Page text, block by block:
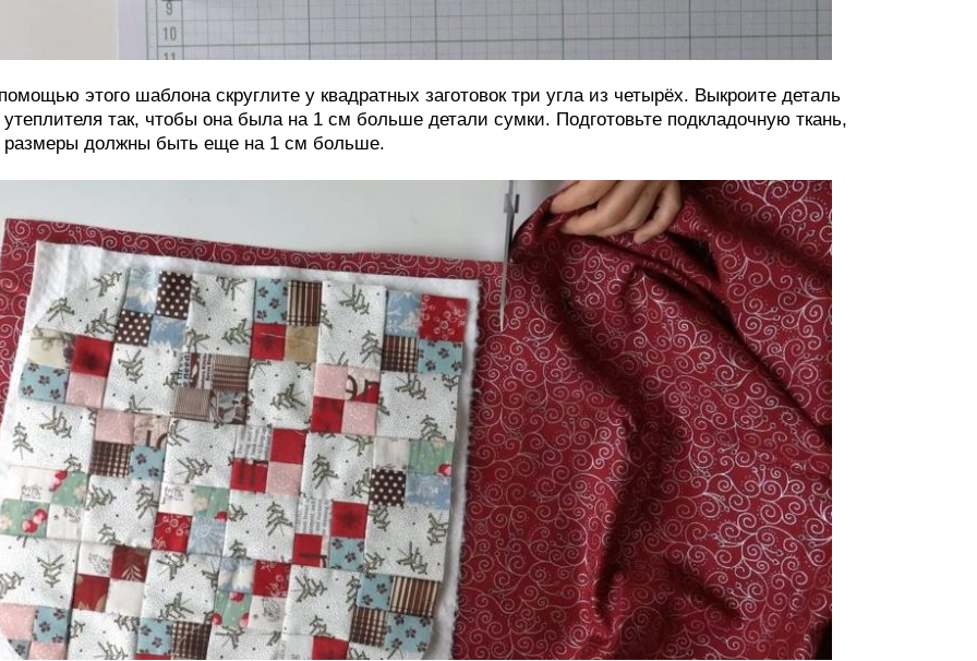
этого шаблона скруглите у квадратных заготовок три угла из четырёх. Выкроите деталь
утеплителя так, чтобы она была на 1 см больше детали сумки. Подготовьте подкладочную ткань,
размеры должны быть еще на 1 см больше.